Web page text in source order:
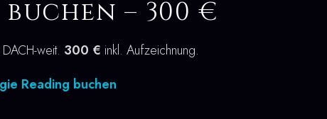
– 300 €
weit. 300 € inkl. Aufzeichnung.
Reading buchen